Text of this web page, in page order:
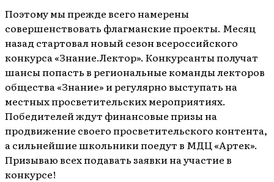
Поэтому мы прежде всего намерены
совершенствовать флагманские проекты. Месяц
назад стартовал новый сезон всероссийского
конкурса «Знание.Лектор». Конкурсанты получат
шансы попасть в региональные команды лекторов
общества «Знание» и регулярно выступать на
местных просветительских мероприятиях.
Победителей ждут финансовые призы на
продвижение своего просветительского контента,
а сильнейшие школьники поедут в МДЦ «Артек».
Призываю всех подавать заявки на участие в
конкурсе!